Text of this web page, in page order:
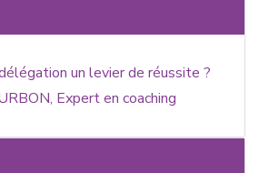
un levier de réussite ?
Expert en coaching